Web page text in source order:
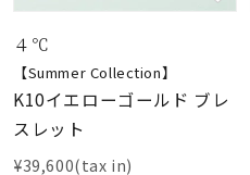
４℃
【Summer Collection】
K10イエローゴールド ブレ
スレット
¥39,600(tax in)